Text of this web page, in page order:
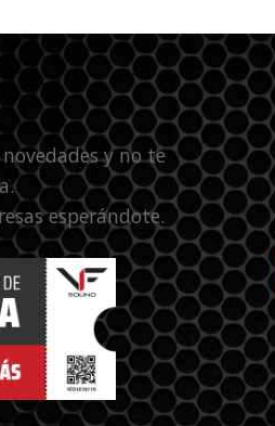
y no te
esperándote.